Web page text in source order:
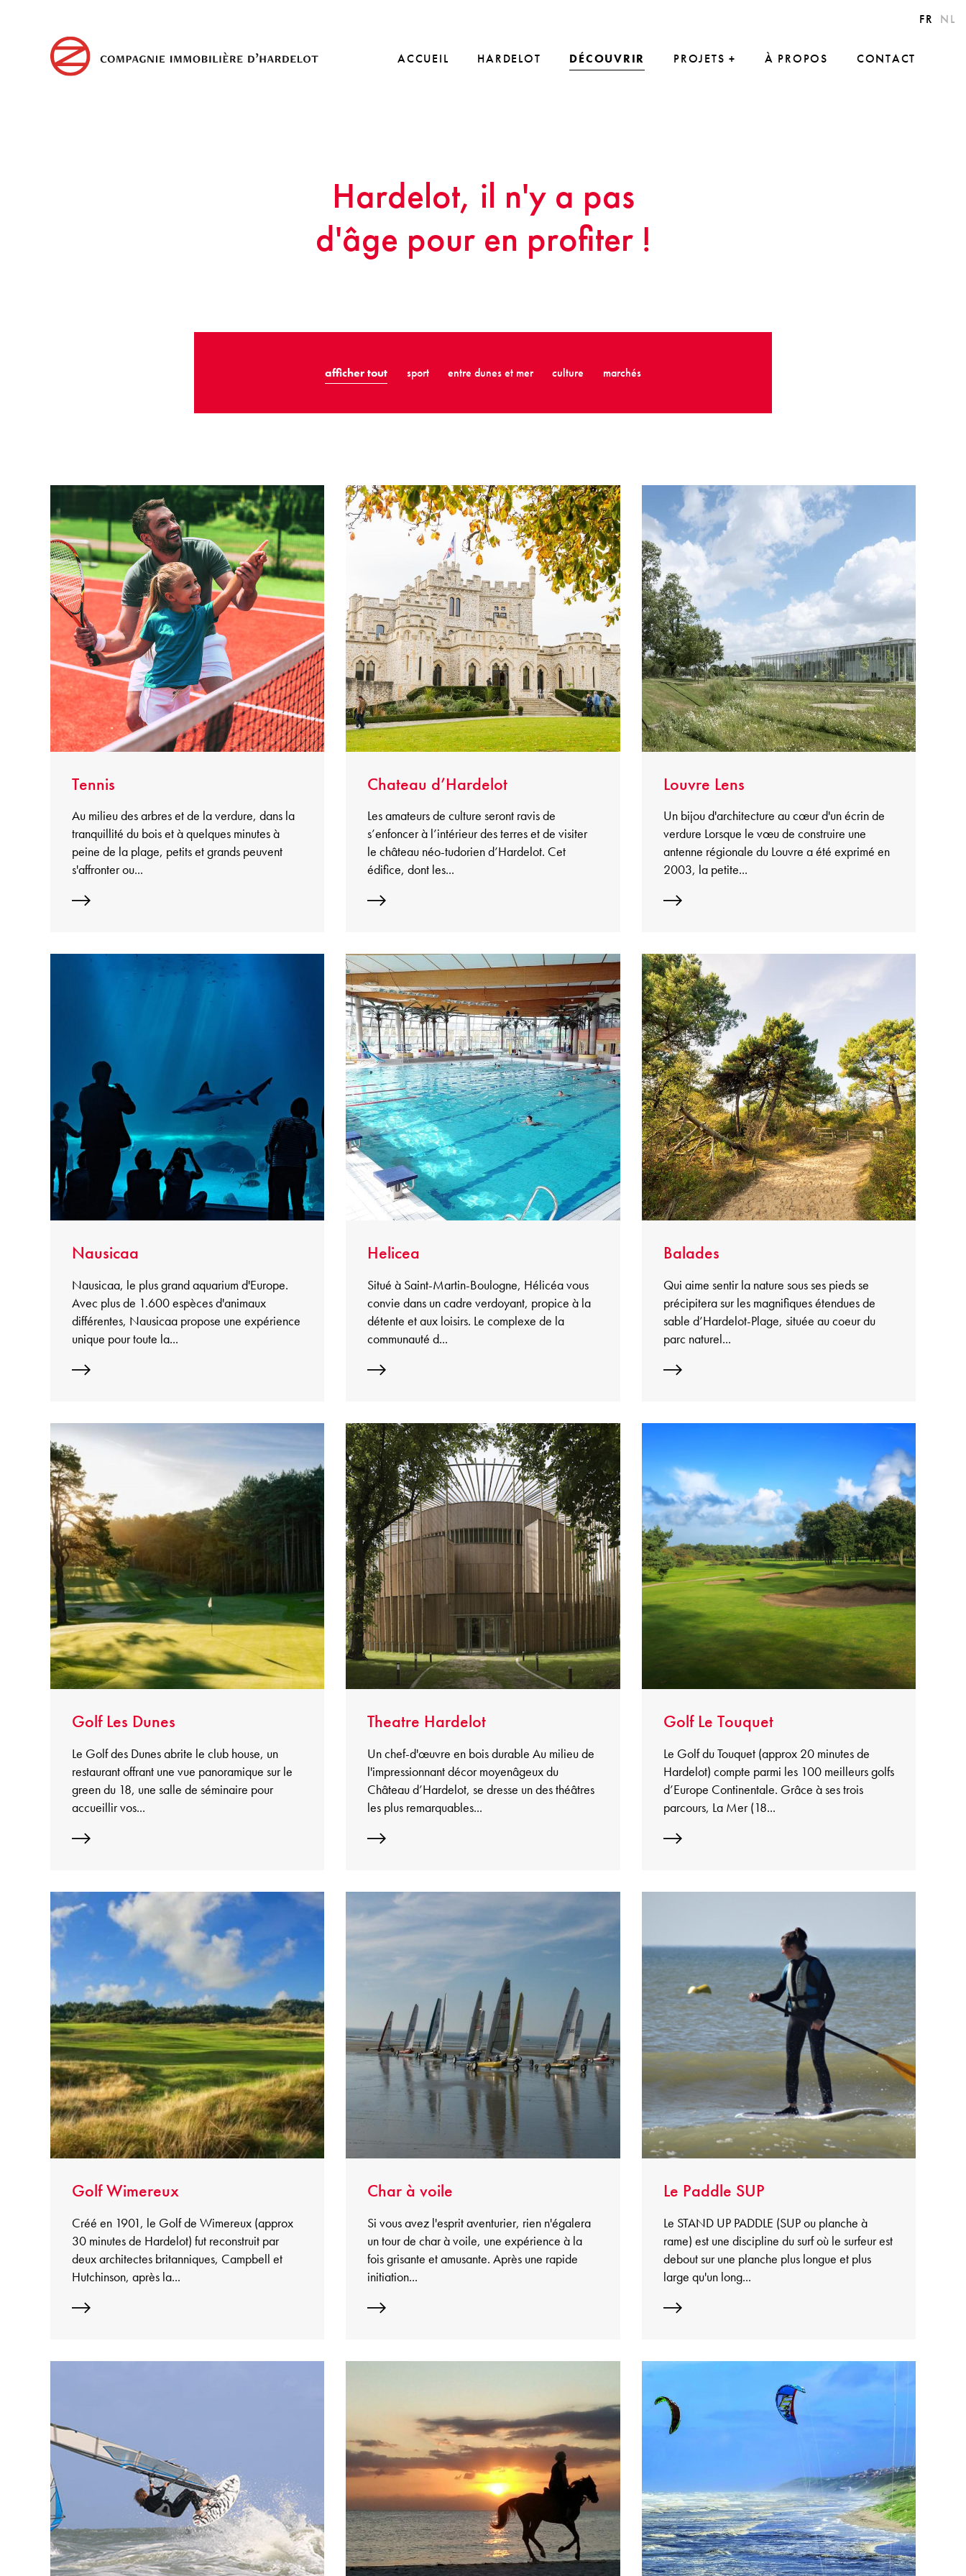
ACCUEIL HARDELOT DÉCOUVRIR PROJETS À PROPOS CONTACT
FR NL
Hardelot, il n'y a pas
d'âge pour en profiter !
afficher tout sport entre dunes et mer culture marchés
Tennis
Au milieu des arbres et de la verdure, dans la
tranquillité du bois et à quelques minutes à
peine de la plage, petits et grands peuvent
s'affronter ou...
Chateau d’Hardelot
Les amateurs de culture seront ravis de
s’enfoncer à l’intérieur des terres et de visiter
le château néo-tudorien d’Hardelot. Cet
édifice, dont les...
Louvre Lens
Un bijou d'architecture au cœur d'un écrin de
verdure Lorsque le vœu de construire une
antenne régionale du Louvre a été exprimé en
2003, la petite...
Nausicaa
Nausicaa, le plus grand aquarium d'Europe.
Avec plus de 1.600 espèces d'animaux
différentes, Nausicaa propose une expérience
unique pour toute la...
Helicea
Situé à Saint-Martin-Boulogne, Hélicéa vous
convie dans un cadre verdoyant, propice à la
détente et aux loisirs. Le complexe de la
communauté d...
Balades
Qui aime sentir la nature sous ses pieds se
précipitera sur les magnifiques étendues de
sable d’Hardelot-Plage, située au coeur du
parc naturel...
Golf Les Dunes
Le Golf des Dunes abrite le club house, un
restaurant offrant une vue panoramique sur le
green du 18, une salle de séminaire pour
accueillir vos...
Theatre Hardelot
Un chef-d'œuvre en bois durable Au milieu de
l'impressionnant décor moyenâgeux du
Château d’Hardelot, se dresse un des théâtres
les plus remarquables...
Golf Le Touquet
Le Golf du Touquet (approx 20 minutes de
Hardelot) compte parmi les 100 meilleurs golfs
d’Europe Continentale. Grâce à ses trois
parcours, La Mer (18...
Golf Wimereux
Créé en 1901, le Golf de Wimereux (approx
30 minutes de Hardelot) fut reconstruit par
deux architectes britanniques, Campbell et
Hutchinson, après la...
Char à voile
Si vous avez l'esprit aventurier, rien n'égalera
un tour de char à voile, une expérience à la
fois grisante et amusante. Après une rapide
initiation...
Le Paddle SUP
Le STAND UP PADDLE (SUP ou planche à
rame) est une discipline du surf où le surfeur est
debout sur une planche plus longue et plus
large qu'un long...